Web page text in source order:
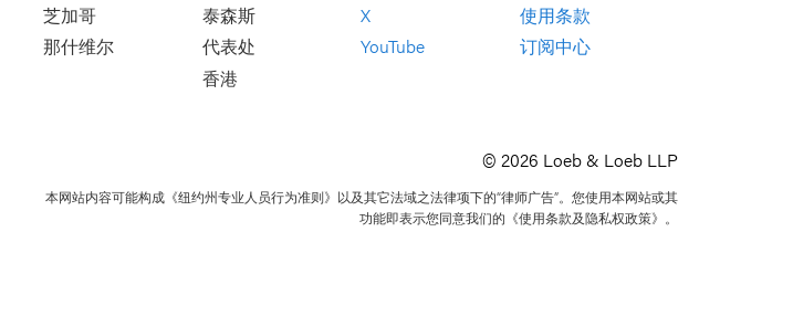
芝加哥
那什维尔
泰森斯
代表处
香港
X
YouTube
使用条款
订阅中心
© 2026 Loeb & Loeb LLP
本网站内容可能构成《纽约州专业人员行为准则》以及其它法域之法律项下的“律师广告”。您使用本网站或其
功能即表示您同意我们的《使用条款及隐私权政策》。